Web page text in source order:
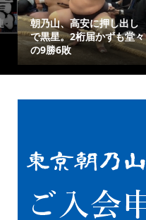
朝乃山、高安に押し出し
で黒星。2桁届かずも堂々
の9勝6敗